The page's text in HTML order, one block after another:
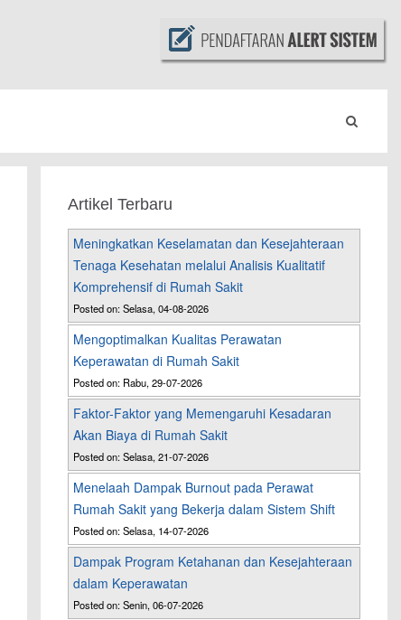
Artikel Terbaru
Meningkatkan Keselamatan dan Kesejahteraan
Tenaga Kesehatan melalui Analisis Kualitatif
Komprehensif di Rumah Sakit
Posted on: Selasa, 04-08-2026
Mengoptimalkan Kualitas Perawatan
Keperawatan di Rumah Sakit
Posted on: Rabu, 29-07-2026
Faktor-Faktor yang Memengaruhi Kesadaran
Akan Biaya di Rumah Sakit
Posted on: Selasa, 21-07-2026
Menelaah Dampak Burnout pada Perawat
Rumah Sakit yang Bekerja dalam Sistem Shift
Posted on: Selasa, 14-07-2026
Dampak Program Ketahanan dan Kesejahteraan
dalam Keperawatan
Posted on: Senin, 06-07-2026